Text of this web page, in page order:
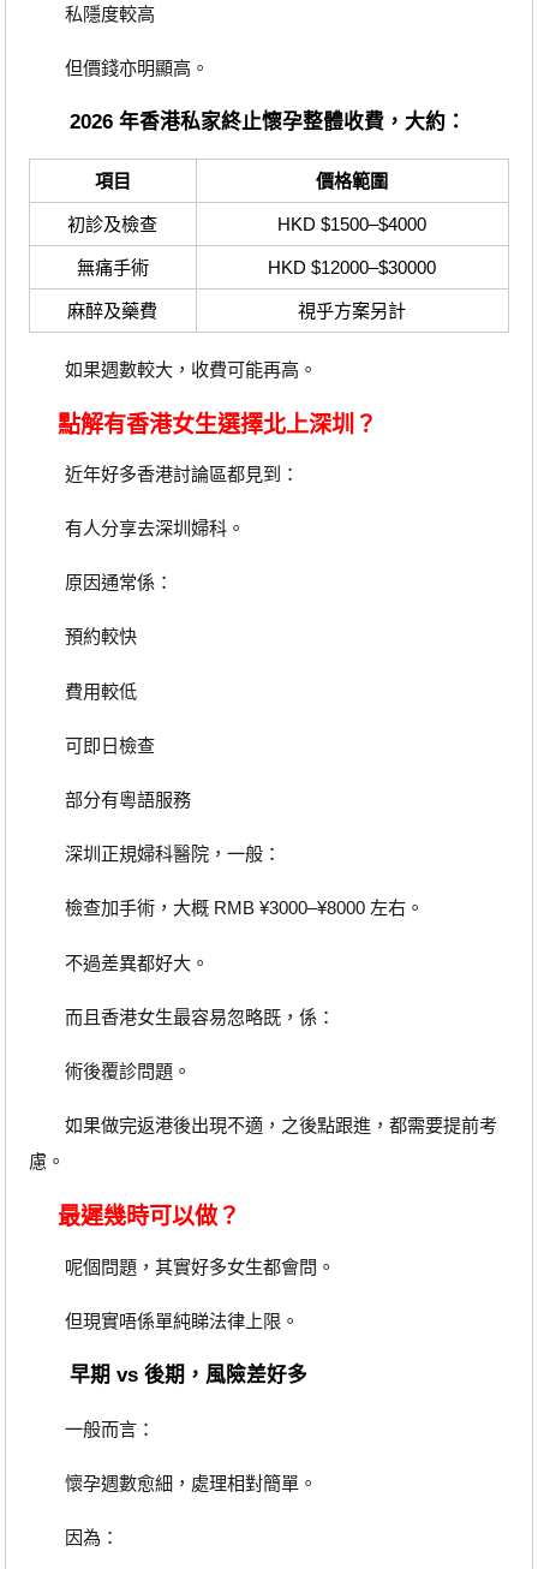
私隱度較高
但價錢亦明顯高。
2026 年香港私家終止懷孕整體收費，大約：
項目 價格範圍
初診及檢查 HKD $1500–$4000
無痛手術 HKD $12000–$30000
麻醉及藥費 視乎方案另計
如果週數較大，收費可能再高。
點解有香港女生選擇北上深圳？
近年好多香港討論區都見到：
有人分享去深圳婦科。
原因通常係：
預約較快
費用較低
可即日檢查
部分有粵語服務
深圳正規婦科醫院，一般：
檢查加手術，大概 RMB ¥3000–¥8000 左右。
不過差異都好大。
而且香港女生最容易忽略既，係：
術後覆診問題。
如果做完返港後出現不適，之後點跟進，都需要提前考
慮。
最遲幾時可以做？
呢個問題，其實好多女生都會問。
但現實唔係單純睇法律上限。
早期 vs 後期，風險差好多
一般而言：
懷孕週數愈細，處理相對簡單。
因為：